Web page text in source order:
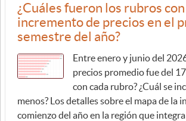
¿Cuáles fueron los rubros con
incremento de precios en el
semestre del año?
Entre enero y junio del
precios promedio fue del
con cada rubro? ¿Cuál se
menos? Los detalles sobre el mapa de la
comienzo del año en la región que integra